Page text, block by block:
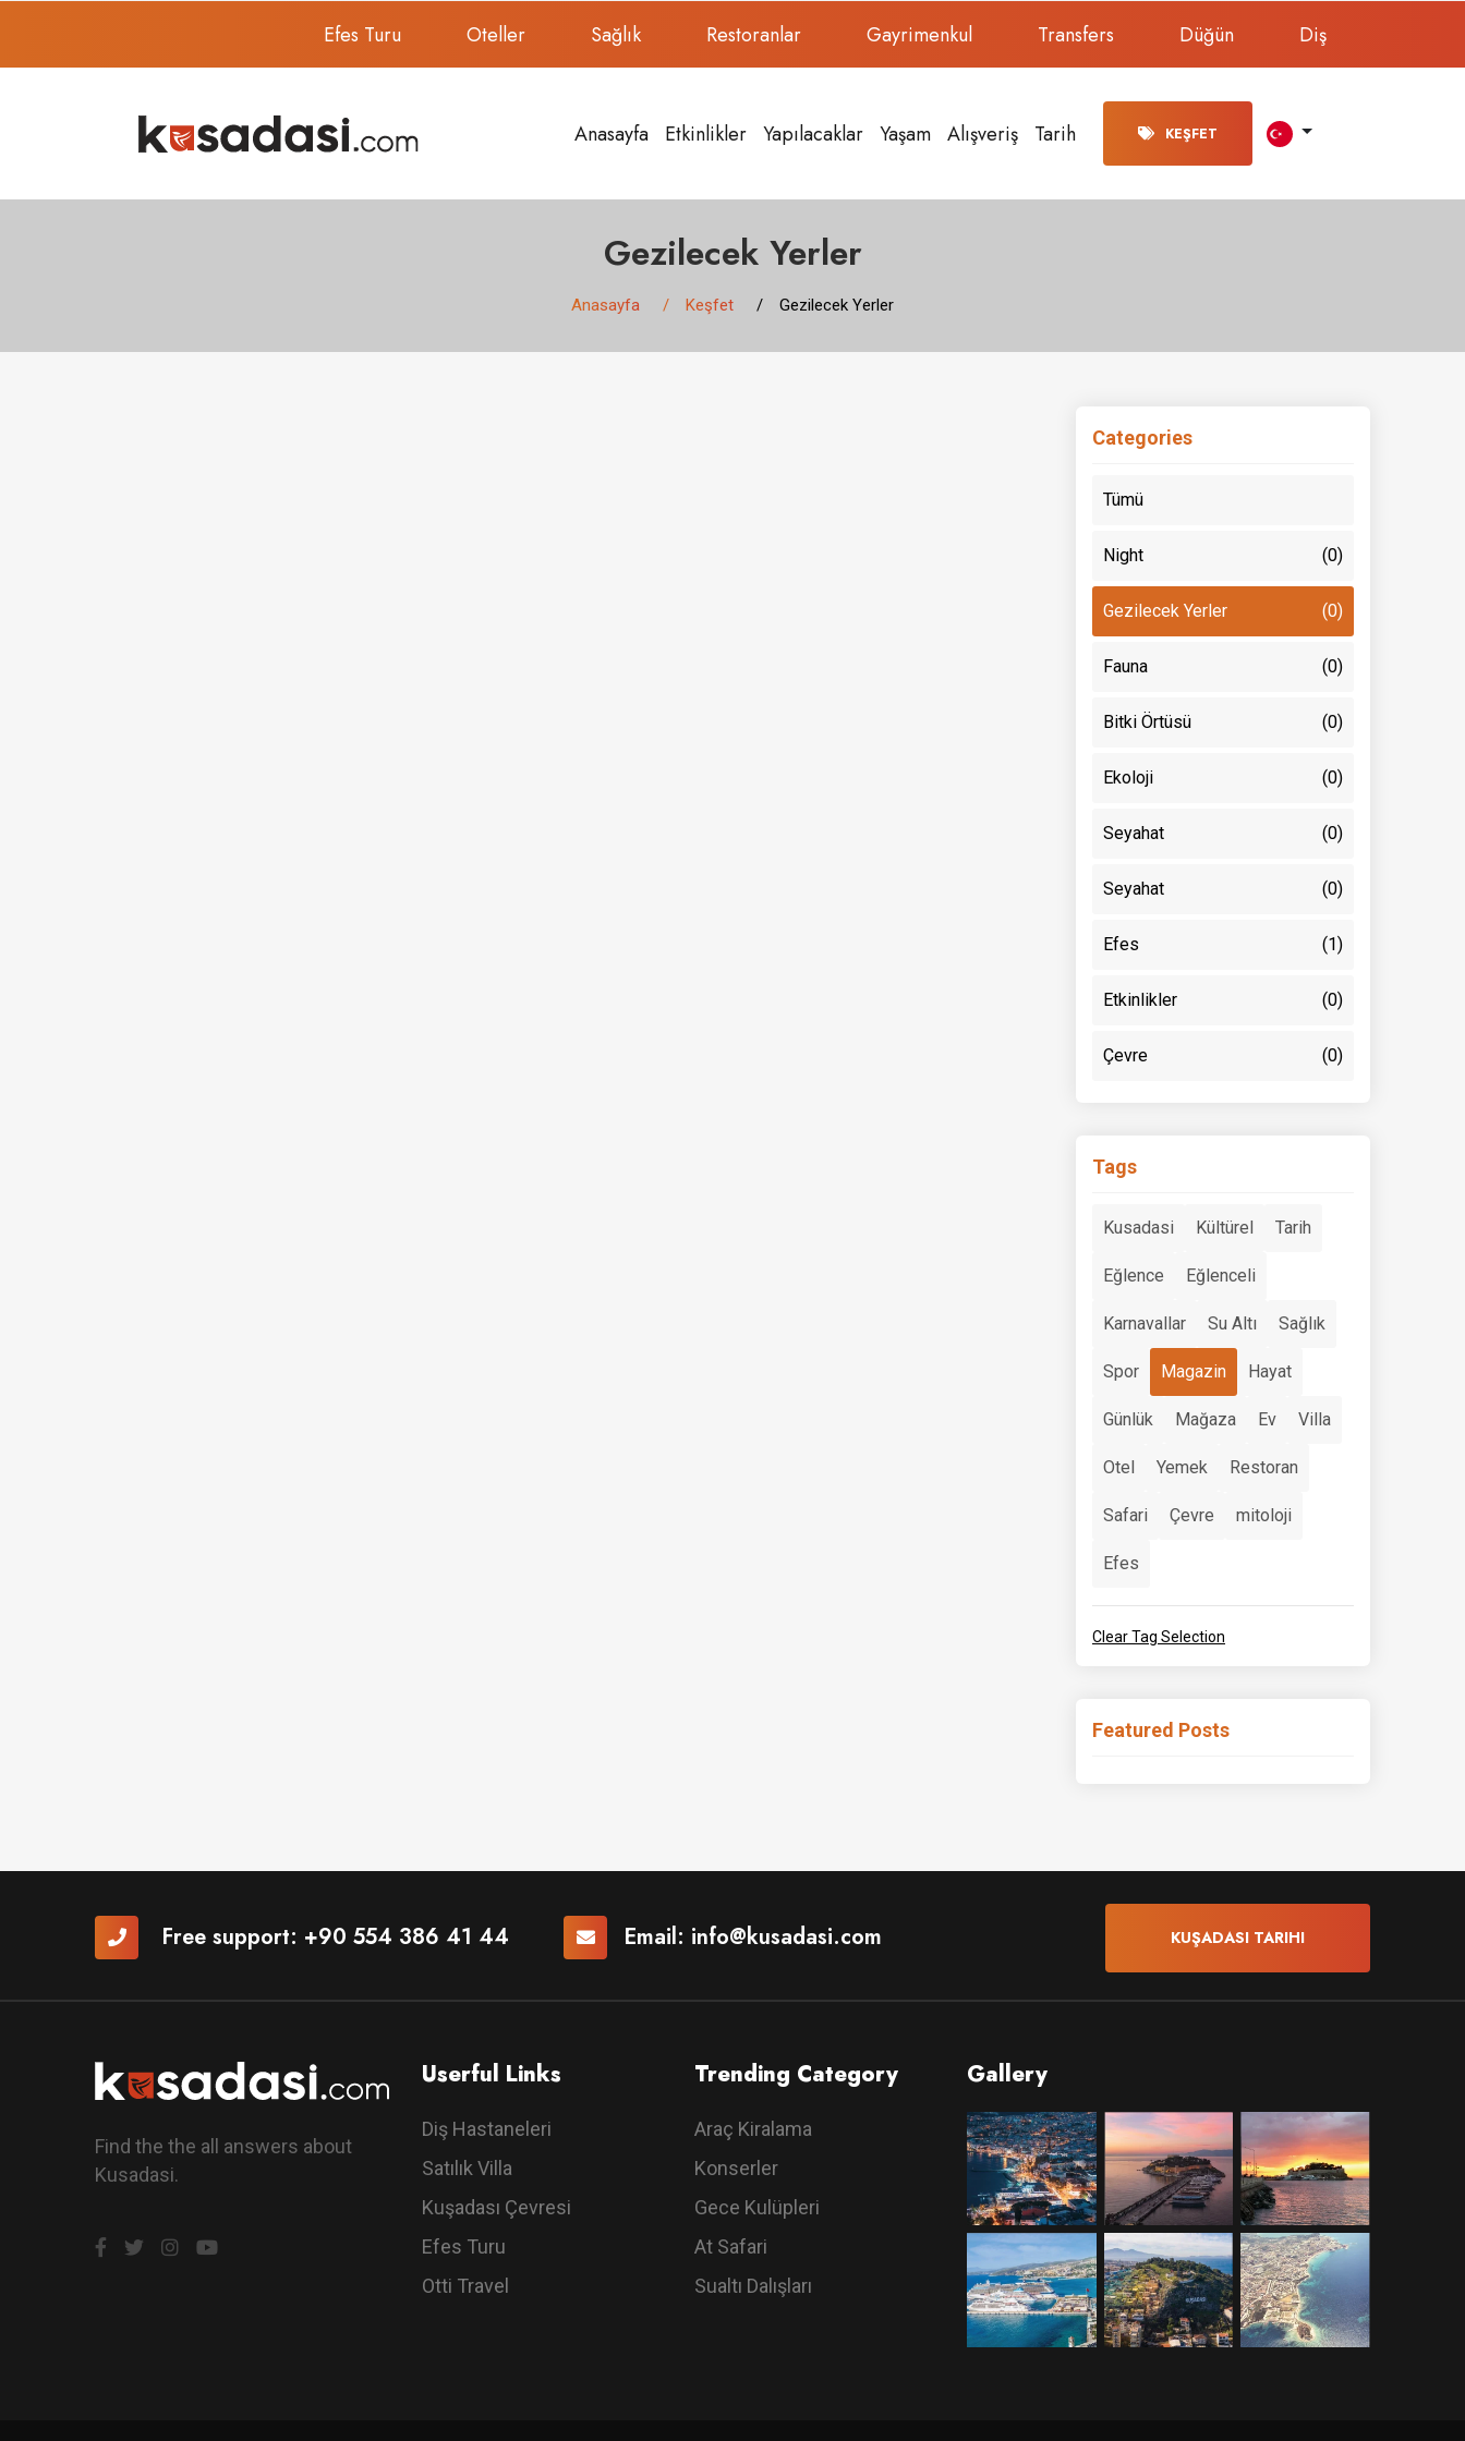
Efes Turu Oteller Sağlık Restoranlar Gayrimenkul Transfers Düğün Diş
Anasayfa Etkinlikler Yapılacaklar Yaşam Alışveriş Tarih KEŞFET
Gezilecek Yerler
Anasayfa Keşfet Gezilecek Yerler
Categories
Tümü
Night (0)
Gezilecek Yerler (0)
Fauna (0)
Bitki Örtüsü (0)
Ekoloji (0)
Seyahat (0)
Seyahat (0)
Efes (1)
Etkinlikler (0)
Çevre (0)
Tags
Kusadasi Kültürel Tarih
Eğlence Eğlenceli
Karnavallar Su Altı Sağlık
Spor Magazin Hayat
Günlük Mağaza Ev Villa
Otel Yemek Restoran
Safari Çevre mitoloji
Efes
Clear Tag Selection
Featured Posts
Free support: +90 554 386 41 44 Email: info@kusadasi.com KUŞADASI TARIHI
Find the the all answers about
Kusadasi.
Userful Links
Diş Hastaneleri
Satılık Villa
Kuşadası Çevresi
Efes Turu
Otti Travel
Trending Category
Araç Kiralama
Konserler
Gece Kulüpleri
At Safari
Sualtı Dalışları
Gallery